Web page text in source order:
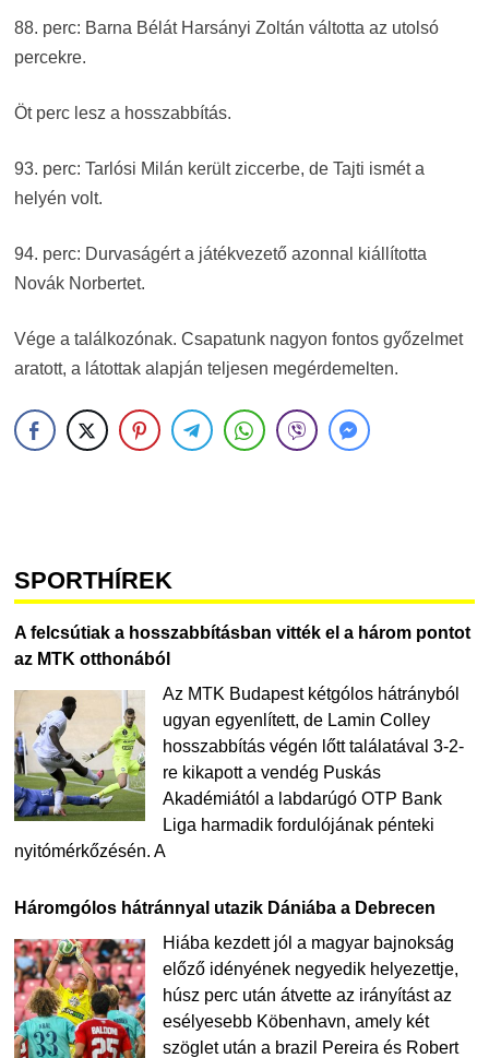
88. perc: Barna Bélát Harsányi Zoltán váltotta az utolsó
percekre.
Öt perc lesz a hosszabbítás.
93. perc: Tarlósi Milán került ziccerbe, de Tajti ismét a
helyén volt.
94. perc: Durvaságért a játékvezető azonnal kiállította
Novák Norbertet.
Vége a találkozónak. Csapatunk nagyon fontos győzelmet
aratott, a látottak alapján teljesen megérdemelten.
SPORTHÍREK
A felcsútiak a hosszabbításban vitték el a három pontot
az MTK otthonából
Az MTK Budapest kétgólos hátrányból
ugyan egyenlített, de Lamin Colley
hosszabbítás végén lőtt találatával 3-2-
re kikapott a vendég Puskás
Akadémiától a labdarúgó OTP Bank
Liga harmadik fordulójának pénteki
nyitómérkőzésén. A
Háromgólos hátránnyal utazik Dániába a Debrecen
Hiába kezdett jól a magyar bajnokság
előző idényének negyedik helyezettje,
húsz perc után átvette az irányítást az
esélyesebb Köbenhavn, amely két
szöglet után a brazil Pereira és Robert